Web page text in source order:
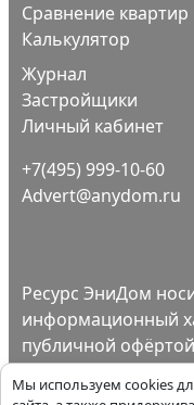
Мы используем cookies
Сравнение квартир
Калькулятор
Журнал
Застройщики
Личный кабинет
+7(495) 999-10-60
Advert@anydom.ru
Ресурс ЭниДом
информационный
публичной
Пользовательское
Политика